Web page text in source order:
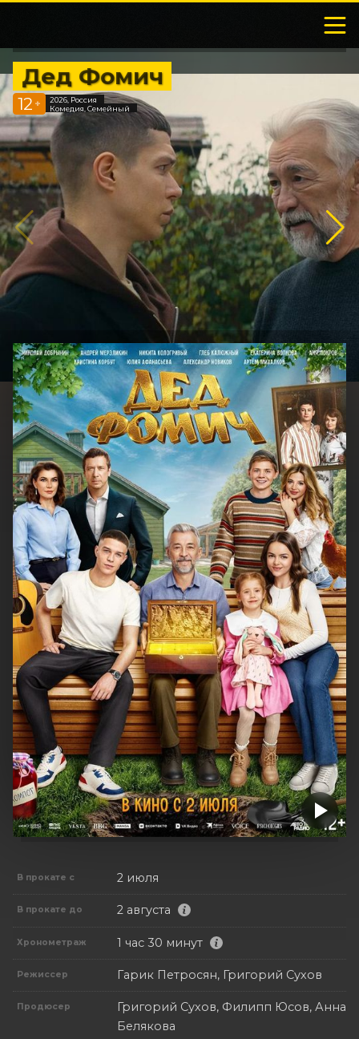
Дед Фомич
12 +
2026, Россия
Комедия, Семейный
В прокате с 2 июля
В прокате до 2 августа
Хронометраж 1 час 30 минут
Режиссер Гарик Петросян, Григорий Сухов
Продюсер
Григорий Сухов, Филипп Юсов, Анна
Белякова